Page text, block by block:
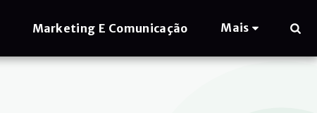
Marketing E Comunicação Mais